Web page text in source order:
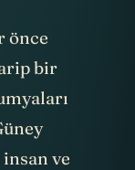
önce
bir
ve